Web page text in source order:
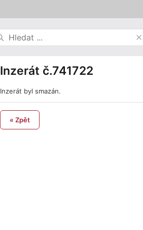
Inzerát č.741722
Inzerát byl smazán.
« Zpět